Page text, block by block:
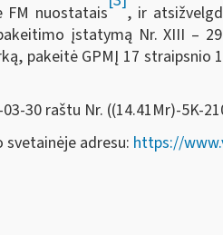
FM nuostatais
, ir
įstatymą Nr. XIII –
pakeitė GPMĮ 17 straipsnio
30 raštu Nr. ((14.41Mr)-5K-
adresu: https://